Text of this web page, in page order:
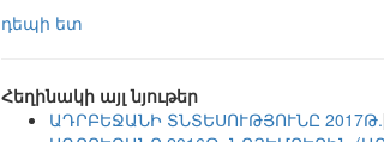
դեպի ետ
Հեղինակի այլ նյութեր
ԱԴՐԲԵՋԱՆԻ ՏՆՏԵՍՈՒԹՅՈՒՆԸ 2017Թ.